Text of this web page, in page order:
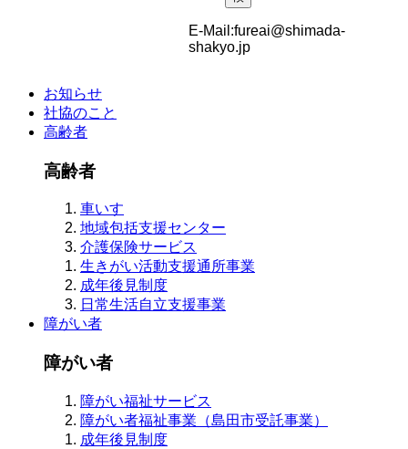
E-Mail:fureai@shimada-
shakyo.jp
お知らせ
社協のこと
高齢者
高齢者
車いす
地域包括支援センター
介護保険サービス
生きがい活動支援通所事業
成年後見制度
日常生活自立支援事業
障がい者
障がい者
障がい福祉サービス
障がい者福祉事業（島田市受託事業）
成年後見制度